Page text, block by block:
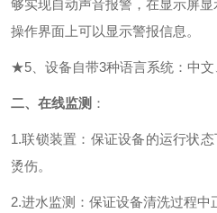
够实现自动声音报警，在显示屏
操作界面上可以显示警报信息。
★5、设备自带3种语言系统：中文
二、 在线监测 ：
1.联锁装置：保证设备的运行状
烫伤。
2.进水监测：保证设备清洗过程中